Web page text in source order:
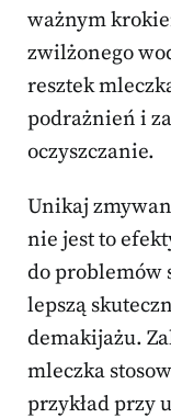
ważnym
zwilżonego
resztek
podrażnień i
oczyszczanie.
Unikaj
nie jest to
do problemów
lepszą
demakijażu.
mleczka
przykład przy